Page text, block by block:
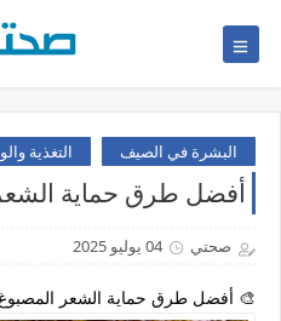
البشرة في الصيف التغذية
أفضل طرق حماية
صحتي 04 يوليو 2025
🎨 أفضل طرق حماية الشعر